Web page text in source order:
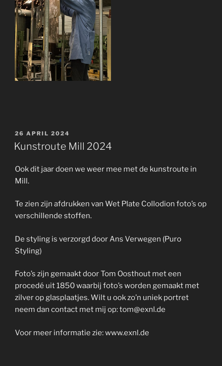
GEPLAATST
OP
26 APRIL 2024
Kunstroute Mill 2024
Ook dit jaar doen we weer mee met de kunstroute in
Mill.
Te zien zijn afdrukken van Wet Plate Collodion foto’s op
verschillende stoffen.
De styling is verzorgd door Ans Verwegen (Puro
Styling)
Foto’s zijn gemaakt door Tom Oosthout met een
procedé uit 1850 waarbij foto’s worden gemaakt met
zilver op glasplaatjes. Wilt u ook zo’n uniek portret
neem dan contact met mij op: tom@exnl.de
Voor meer informatie zie: www.exnl.de